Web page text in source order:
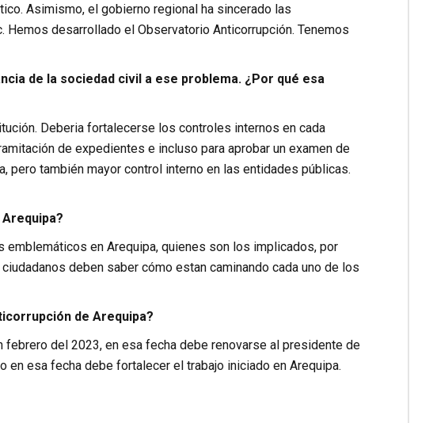
Asimismo, el gobierno regional ha sincerado las
desarrollado el Observatorio Anticorrupción. Tenemos
de la sociedad civil a ese problema. ¿Por qué esa
Deberia fortalecerse los controles internos en cada
de expedientes e incluso para aprobar un examen de
pero también mayor control interno en las entidades públicas.
en Arequipa, quienes son los implicados, por
deben saber cómo estan caminando cada uno de los
de Arequipa?
del 2023, en esa fecha debe renovarse al presidente de
en esa fecha debe fortalecer el trabajo iniciado en Arequipa.